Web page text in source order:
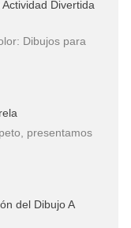
Divertida
Dibujos para
presentamos
del Dibujo A